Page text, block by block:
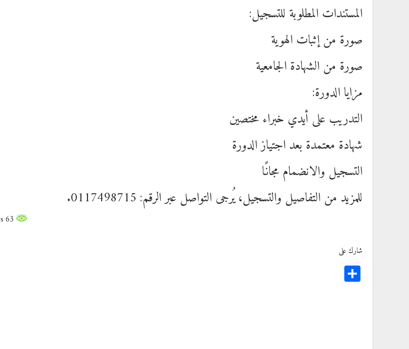
المستندات المطلوبة للتسجيل:
صورة من إثبات الهوية
صورة من الشهادة الجامعية
مزايا الدورة:
التدريب على أيدي خبراء مختصين
شهادة معتمدة بعد اجتياز الدورة
التسجيل والانضمام مجانًا
للمزيد من التفاصيل والتسجيل، يُرجى التواصل عبر الرقم: 0117498715.
شارك على